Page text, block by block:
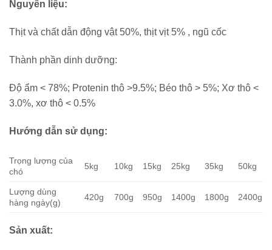
Nguyên liệu:
Thịt và chất dẫn động vật 50%, thịt vịt 5% , ngũ cốc
Thành phần dinh dưỡng:
Độ ẩm < 78%; Protenin thô >9.5%; Béo thô > 5%; Xơ thô <
3.0%, xơ thô < 0.5%
Hướng dẫn sử dụng:
Trọng lượng của
chó
5kg 10kg 15kg 25kg 35kg 50kg
Lượng dùng
hàng ngày(g)
420g 700g 950g 1400g 1800g 2400g
Sản xuất: